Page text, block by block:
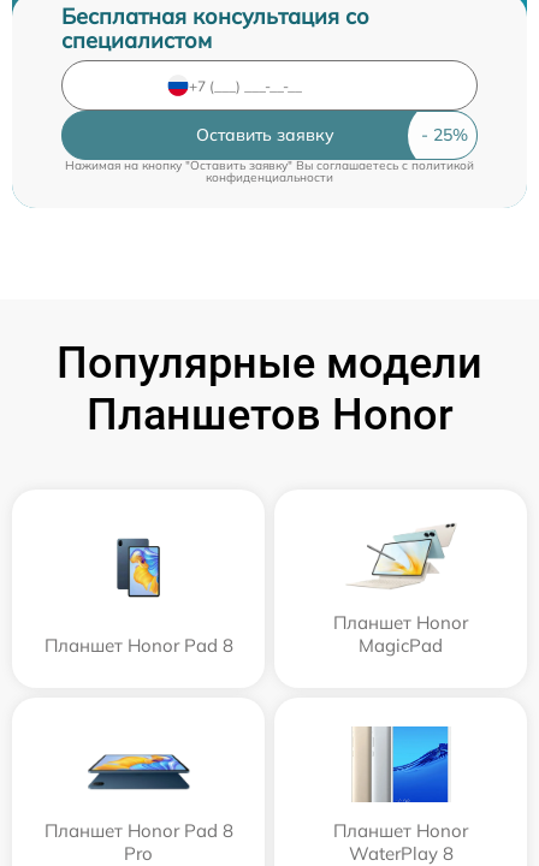
Бесплатная консультация со
специалистом
Оставить заявку
Нажимая на кнопку "Оставить заявку" Вы соглашаетесь cполитикой
конфиденциальности
Популярные модели
Планшетов Honor
Планшет Honor Pad 8
Планшет Honor
MagicPad
Планшет Honor Pad 8
Pro
Планшет Honor
WaterPlay 8